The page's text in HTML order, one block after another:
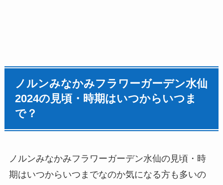
ノルンみなかみフラワーガーデン水仙
2024の見頃・時期はいつからいつま
で？
ノルンみなかみフラワーガーデン水仙の見頃・時
期はいつからいつまでなのか気になる方も多いの